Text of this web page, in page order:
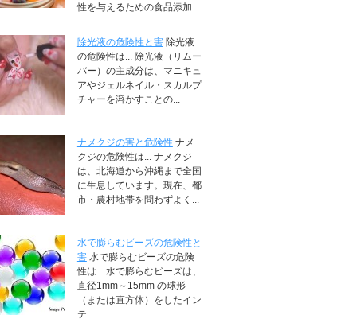
性を与えるための食品添加...
除光液の危険性と害 除光液
の危険性は... 除光液（リムー
バー）の主成分は、マニキュ
アやジェルネイル・スカルプ
チャーを溶かすことの...
ナメクジの害と危険性 ナメ
クジの危険性は... ナメクジ
は、北海道から沖縄まで全国
に生息しています。現在、都
市・農村地帯を問わずよく...
水で膨らむビーズの危険性と
害 水で膨らむビーズの危険
性は... 水で膨らむビーズは、
直径1mm～15mm の球形
（または直方体）をしたイン
テ...